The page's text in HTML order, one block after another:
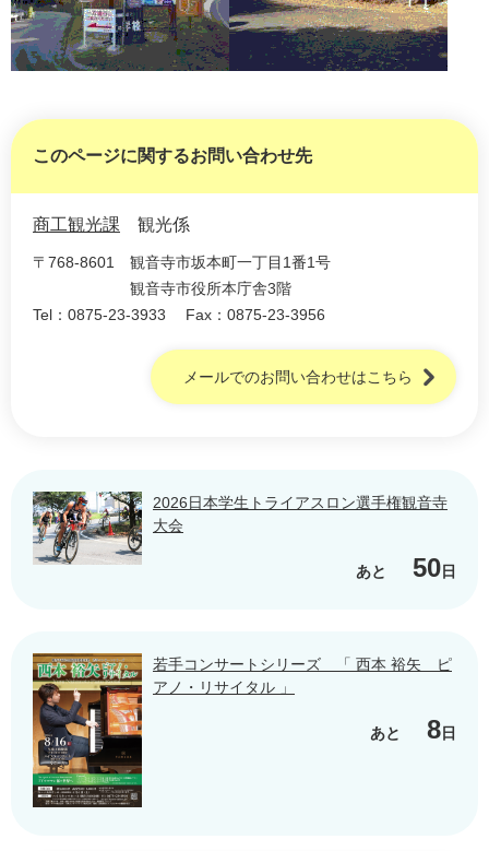
このページに関するお問い合わせ先
商工観光課 観光係
〒768-8601
観音寺市坂本町一丁目1番1号
観音寺市役所本庁舎3階
Tel：0875-23-3933
Fax：0875-23-3956
メールでのお問い合わせはこちら
2026日本学生トライアスロン選手権観音寺
大会
あと 50日
若手コンサートシリーズ 「 西本 裕矢 ピ
アノ・リサイタル 」
あと 8日